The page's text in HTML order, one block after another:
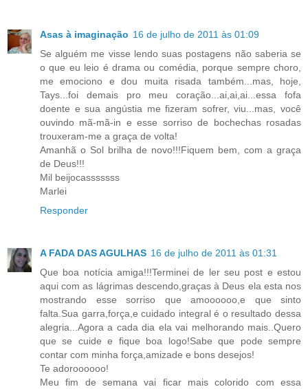
Asas à imaginação 16 de julho de 2011 às 01:09
Se alguém me visse lendo suas postagens não saberia se
o que eu leio é drama ou comédia, porque sempre choro,
me emociono e dou muita risada também...mas, hoje,
Tays...foi demais pro meu coração...ai,ai,ai...essa fofa
doente e sua angústia me fizeram sofrer, viu...mas, você
ouvindo mã-mã-in e esse sorriso de bochechas rosadas
trouxeram-me a graça de volta!
Amanhã o Sol brilha de novo!!!Fiquem bem, com a graça
de Deus!!!
Mil beijocasssssss
Marlei
Responder
A FADA DAS AGULHAS 16 de julho de 2011 às 01:31
Que boa notícia amiga!!!Terminei de ler seu post e estou
aqui com as lágrimas descendo,graças à Deus ela esta nos
mostrando esse sorriso que amoooooo,e que sinto
falta.Sua garra,força,e cuidado integral é o resultado dessa
alegria...Agora a cada dia ela vai melhorando mais..Quero
que se cuide e fique boa logo!Sabe que pode sempre
contar com minha força,amizade e bons desejos!
Te adoroooooo!
Meu fim de semana vai ficar mais colorido com essa